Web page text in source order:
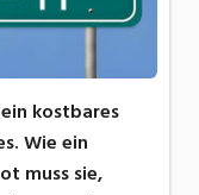
kostbares
Wie ein
muss sie,